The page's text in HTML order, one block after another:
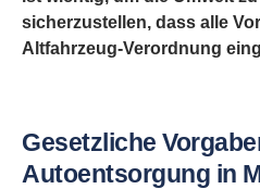
sicherzustellen, dass alle
Altfahrzeug-Verordnung
Gesetzliche
Autoentsorgung in